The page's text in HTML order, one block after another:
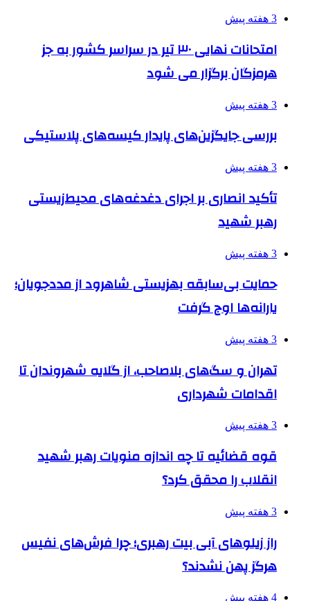
3 هفته پیش
امتحانات نهایی ۳۰ تیر در سراسر کشور به جز
هرمزگان برگزار می شود
3 هفته پیش
بررسی جایگزین‌های پایدار کیسه‌های پلاستیکی
3 هفته پیش
تأکید انصاری بر اجرای دغدغه‌های محیط‌زیستی
رهبر شهید
3 هفته پیش
حمایت بی‌سابقه بهزیستی شاهرود از مددجویان؛
یارانه‌ها اوج گرفت
3 هفته پیش
تهران و سگ‌های بلاصاحب، از گلایه شهروندان تا
اقدامات شهرداری
3 هفته پیش
قوه قضائیه تا چه اندازه منویات رهبر شهید
انقلاب را محقق کرد؟
3 هفته پیش
راز زیلوهای آبی بیت رهبری؛ چرا فرش‌های نفیس
هرگز پهن نشدند؟
4 هفته پیش